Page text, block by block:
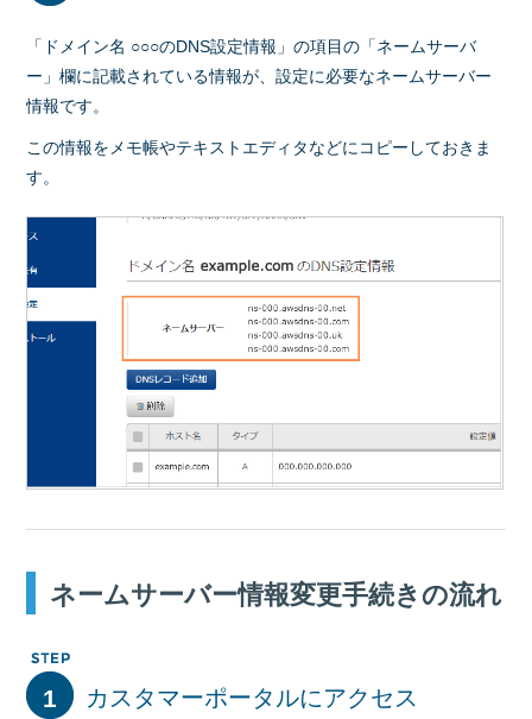
「ドメイン名 ○○○のDNS設定情報」の項目の「ネームサーバ
ー」欄に記載されている情報が、設定に必要なネームサーバー
情報です。
この情報をメモ帳やテキストエディタなどにコピーしておきま
す。
ネームサーバー情報変更手続きの流れ
1 カスタマーポータルにアクセス